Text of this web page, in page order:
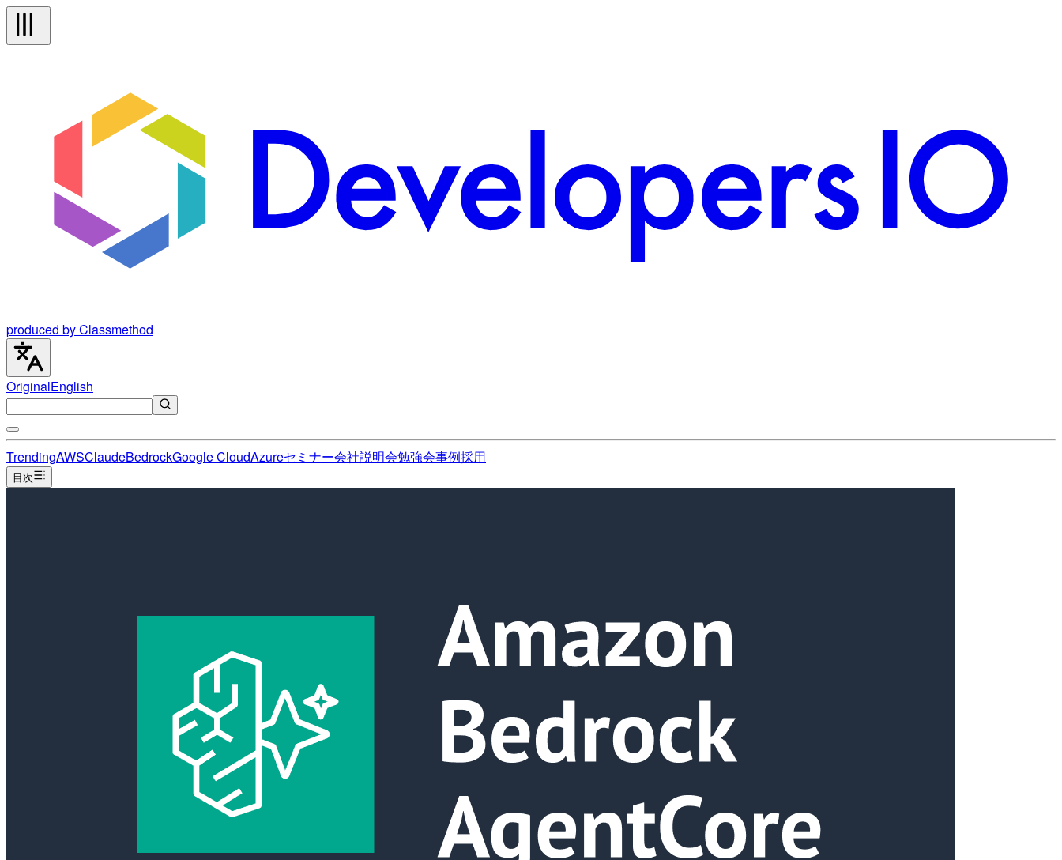
produced by Classmethod
OriginalEnglish
TrendingAWSClaudeBedrockGoogle CloudAzureセミナー会社説明会勉強会事例採用
目次